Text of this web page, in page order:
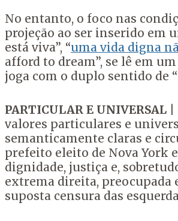
No entanto, o foco nas
projeção ao ser inserido em
está viva”, “uma vida digna
afford to dream”, se lê em um
joga com o duplo sentido de
PARTICULAR E UNIVERSAL
valores particulares e
semanticamente claras e
prefeito eleito de Nova York
dignidade, justiça e,
extrema direita, preocupada
suposta censura das